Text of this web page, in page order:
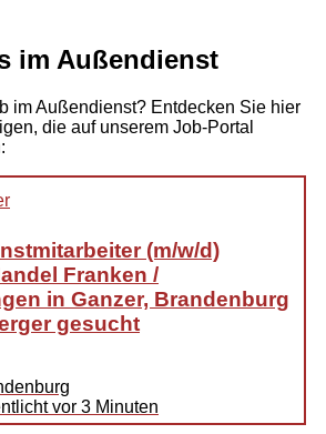
im Außendienst
im Außendienst? Entdecken Sie hier
die auf unserem Job-Portal
(m/w/d)
Franken /
in Ganzer, Brandenburg
gesucht
vor 3 Minuten